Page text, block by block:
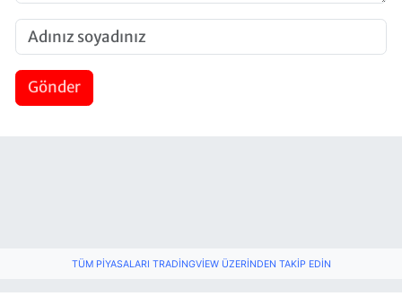
Gönder
TÜM PIYASALARI TRADINGVIEW ÜZERINDEN TAKIP EDIN